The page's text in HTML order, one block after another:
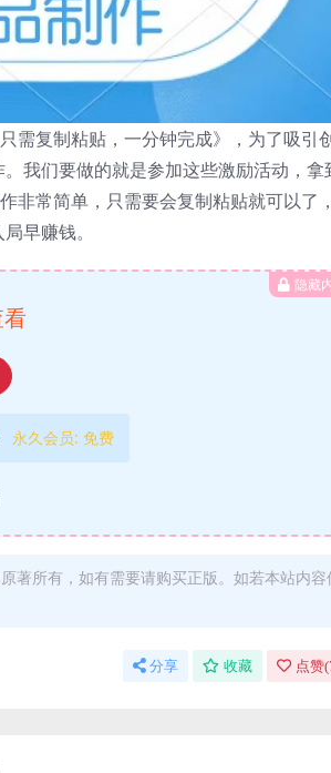
需复制粘贴，一分钟完成》，为了吸引
我们要做的就是参加这些激励活动，拿
非常简单，只需要会复制粘贴就可以了
早赚钱。
隐藏
永久会员: 免费
著所有，如有需要请购买正版。如若本站内容
分享 收藏 点赞(